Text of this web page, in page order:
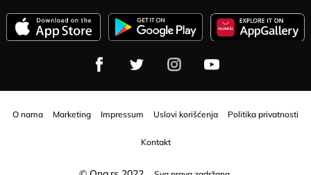
O nama Marketing Impressum Uslovi korišćenja Politika privatnosti
Kontakt